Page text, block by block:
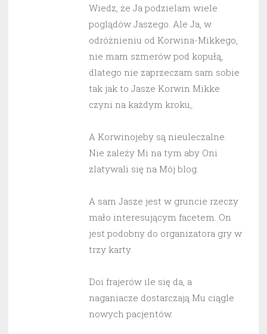
Wiedz, że Ja podzielam wiele
poglądów Jaszego. Ale Ja, w
odróżnieniu od Korwina-Mikkego,
nie mam szmerów pod kopułą,
dlatego nie zaprzeczam sam sobie
tak jak to Jasze Korwin Mikke
czyni na każdym kroku,.
A Korwinojeby są nieuleczalne.
Nie zależy Mi na tym aby Oni
zlatywali się na Mój blog.
A sam Jasze jest w gruncie rzeczy
mało interesującym facetem. On
jest podobny do organizatora gry w
trzy karty.
Doi frajerów ile się da, a
naganiacze dostarczają Mu ciągle
nowych pacjentów.